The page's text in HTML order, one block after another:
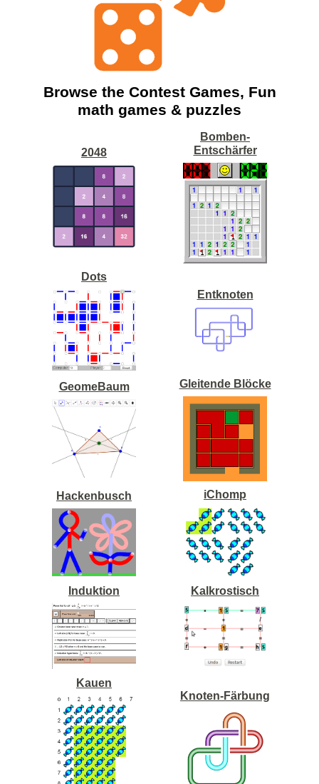
Browse the Contest Games, Fun
math games & puzzles
2048
Bomben-
Entschärfer
Dots
Entknoten
GeomeBaum Gleitende Blöcke
Hackenbusch iChomp
Induktion Kalkrostisch
Kauen
Knoten-Färbung